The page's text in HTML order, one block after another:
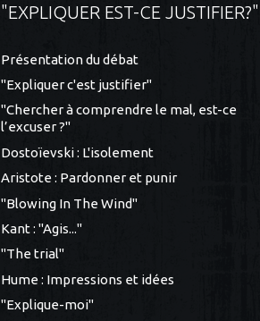
"EXPLIQUER EST-CE JUSTIFIER?"
Présentation du débat
"Expliquer c'est justifier"
"Chercher à comprendre le mal, est-ce
l’excuser ?"
Dostoïevski : L'isolement
Aristote : Pardonner et punir
"Blowing In The Wind"
Kant : "Agis..."
"The trial"
Hume : Impressions et idées
"Explique-moi"